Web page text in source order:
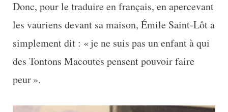
Donc, pour le traduire en français, en apercevant
les vauriens devant sa maison, Émile Saint-Lôt a
simplement dit : « je ne suis pas un enfant à qui
des Tontons Macoutes pensent pouvoir faire
peur ».